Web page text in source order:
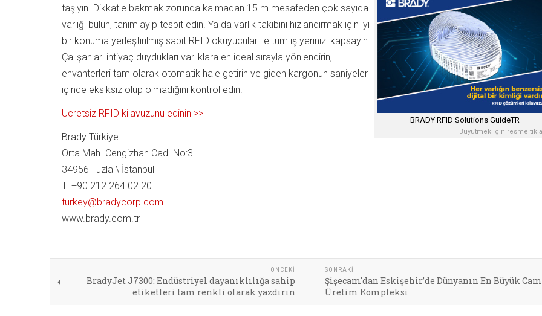
BRADY RFID Solutions GuideTR
Büyütmek için resme
taşıyın. Dikkatle bakmak zorunda kalmadan 15 m mesafeden çok sayıda
varlığı bulun, tanımlayıp tespit edin. Ya da varlık takibini hızlandırmak için iyi
bir konuma yerleştirilmiş sabit RFID okuyucular ile tüm iş yerinizi kapsayın.
Çalışanları ihtiyaç duydukları varlıklara en ideal sırayla yönlendirin,
envanterleri tam olarak otomatik hale getirin ve giden kargonun saniyeler
içinde eksiksiz olup olmadığını kontrol edin.
Ücretsiz RFID kilavuzunu edinin >>
Brady Türkiye
Orta Mah. Cengizhan Cad. No:3
34956 Tuzla \ İstanbul
T: +90 212 264 02 20
turkey@bradycorp.com
www.brady.com.tr
ÖNCEKI
BradyJet J7300: Endüstriyel dayanıklılığa sahip
etiketleri tam renkli olarak yazdırın
SONRAKI
Şişecam'dan Eskişehir’de Dünyanın En Büyük Cam
Üretim Kompleksi